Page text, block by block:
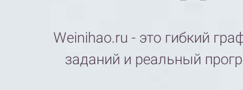
Weinihao.ru - это гибкий
заданий и реальный